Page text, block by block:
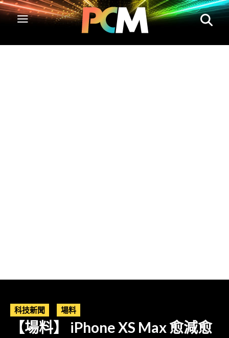
科技新聞 場料
【場料】 iPhone XS Max 愈減愈